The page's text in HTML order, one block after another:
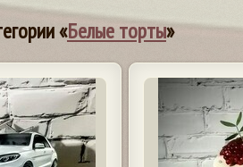
«Белые торты»